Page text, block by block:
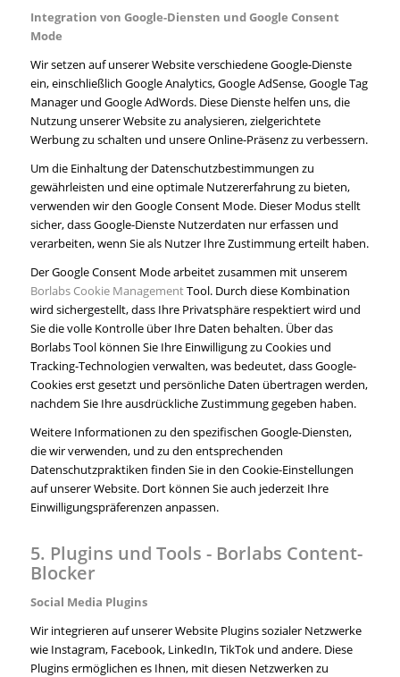
Integration von Google-Diensten und Google Consent
Mode
Wir setzen auf unserer Website verschiedene Google-Dienste
ein, einschließlich Google Analytics, Google AdSense, Google Tag
Manager und Google AdWords. Diese Dienste helfen uns, die
Nutzung unserer Website zu analysieren, zielgerichtete
Werbung zu schalten und unsere Online-Präsenz zu verbessern.
Um die Einhaltung der Datenschutzbestimmungen zu
gewährleisten und eine optimale Nutzererfahrung zu bieten,
verwenden wir den Google Consent Mode. Dieser Modus stellt
sicher, dass Google-Dienste Nutzerdaten nur erfassen und
verarbeiten, wenn Sie als Nutzer Ihre Zustimmung erteilt haben.
Der Google Consent Mode arbeitet zusammen mit unserem
Borlabs Cookie ManagementTool. Durch diese Kombination
wird sichergestellt, dass Ihre Privatsphäre respektiert wird und
Sie die volle Kontrolle über Ihre Daten behalten. Über das
Borlabs Tool können Sie Ihre Einwilligung zu Cookies und
Tracking-Technologien verwalten, was bedeutet, dass Google-
Cookies erst gesetzt und persönliche Daten übertragen werden,
nachdem Sie Ihre ausdrückliche Zustimmung gegeben haben.
Weitere Informationen zu den spezifischen Google-Diensten,
die wir verwenden, und zu den entsprechenden
Datenschutzpraktiken finden Sie in den Cookie-Einstellungen
auf unserer Website. Dort können Sie auch jederzeit Ihre
Einwilligungspräferenzen anpassen.
5. Plugins und Tools - Borlabs Content-
Blocker
Social Media Plugins
Wir integrieren auf unserer Website Plugins sozialer Netzwerke
wie Instagram, Facebook, LinkedIn, TikTok und andere. Diese
Plugins ermöglichen es Ihnen, mit diesen Netzwerken zu